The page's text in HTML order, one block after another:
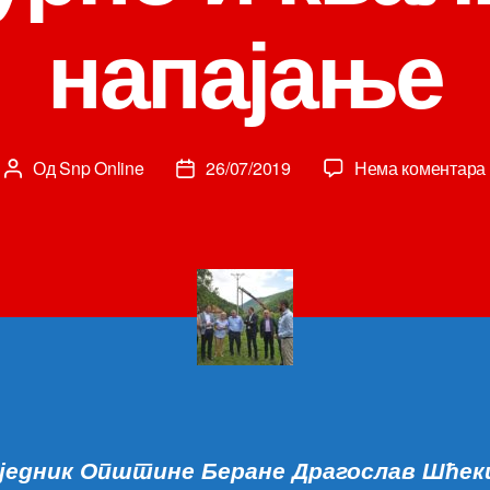
напајање
Аутор
ОдSnp Online
Датум
26/07/2019 Нема коментара
Општине Беране Драгослав